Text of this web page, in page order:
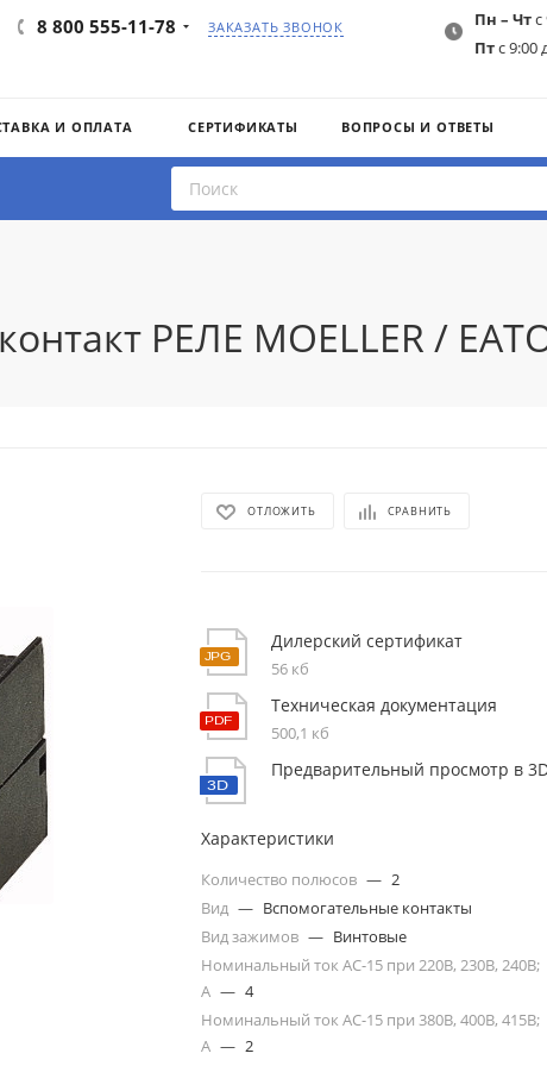
8 800 555-11-78 ЗАКАЗАТЬ ЗВОНОК Пн – Чтс
Птс 9:00
И ОПЛАТА СЕРТИФИКАТЫ ВОПРОСЫ И ОТВЕТЫ
РЕЛЕ MOELLER /
ОТЛОЖИТЬ СРАВНИТЬ
Дилерский сертификат
56 кб
Техническая документация
500,1 кб
Предварительный просмотр в
Характеристики
Количество полюсов — 2
Вид — Вспомогательные контакты
Вид зажимов — Винтовые
Номинальный ток АС-15 при 220В, 230В, 240В;
А — 4
Номинальный ток АС-15 при 380В, 400В, 415В;
А — 2